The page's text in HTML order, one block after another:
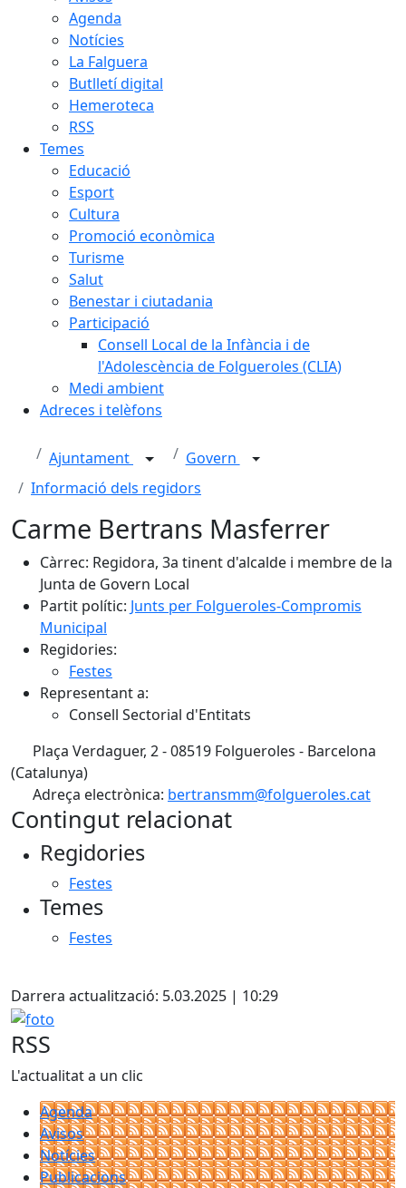
Agenda
Notícies
La Falguera
Butlletí digital
Hemeroteca
RSS
Temes
Educació
Esport
Cultura
Promoció econòmica
Turisme
Salut
Benestar i ciutadania
Participació
Consell Local de la Infància i de
l'Adolescència de Folgueroles (CLIA)
Medi ambient
Adreces i telèfons
Ajuntament
Govern
Informació dels regidors
Carme Bertrans Masferrer
Càrrec: Regidora, 3a tinent d'alcalde i membre de la
Junta de Govern Local
Partit polític: Junts per Folgueroles-Compromis
Municipal
Regidories:
Festes
Representant a:
Consell Sectorial d'Entitats
Plaça Verdaguer, 2 - 08519 Folgueroles - Barcelona
(Catalunya)
Adreça electrònica: bertransmm@folgueroles.cat
Contingut relacionat
Regidories
Festes
Temes
Festes
Darrera actualització: 5.03.2025 | 10:29
foto
RSS
L'actualitat a un clic
Agenda
Avisos
Notícies
Publicacions